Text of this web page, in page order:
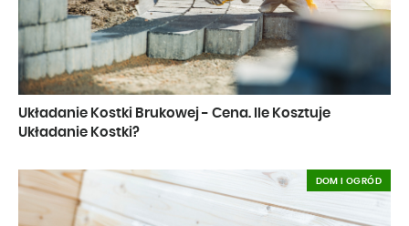
Układanie Kostki Brukowej - Cena. Ile Kosztuje
Układanie Kostki?
DOM I OGRÓD